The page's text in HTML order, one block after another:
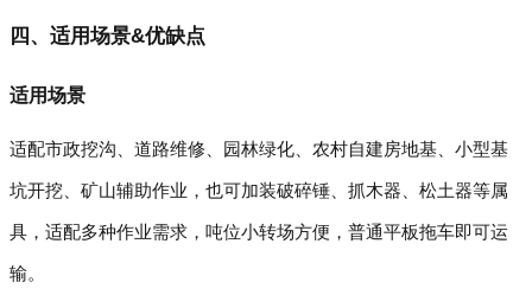
四、适用场景&优缺点
适用场景
适配市政挖沟、道路维修、园林绿化、农村自建房地基、小型基
坑开挖、矿山辅助作业，也可加装破碎锤、抓木器、松土器等属
具，适配多种作业需求，吨位小转场方便，普通平板拖车即可运
输。